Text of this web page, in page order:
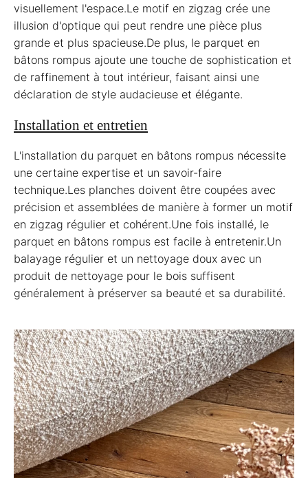
visuellement l'espace.Le motif en zigzag crée une
illusion d'optique qui peut rendre une pièce plus
grande et plus spacieuse.De plus, le parquet en
bâtons rompus ajoute une touche de sophistication et
de raffinement à tout intérieur, faisant ainsi une
déclaration de style audacieuse et élégante.
Installation et entretien
L'installation du parquet en bâtons rompus nécessite
une certaine expertise et un savoir-faire
technique.Les planches doivent être coupées avec
précision et assemblées de manière à former un motif
en zigzag régulier et cohérent.Une fois installé, le
parquet en bâtons rompus est facile à entretenir.Un
balayage régulier et un nettoyage doux avec un
produit de nettoyage pour le bois suffisent
généralement à préserver sa beauté et sa durabilité.